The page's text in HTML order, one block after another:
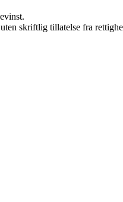
skriftlig tillatelse fra